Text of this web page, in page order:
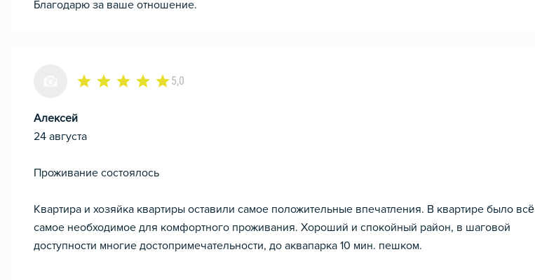
Благодарю за ваше отношение.
5,0
Алексей
24 августа
Проживание состоялось
Квартира и хозяйка квартиры оставили самое положительные впечатления. В квартире было всё
самое необходимое для комфортного проживания. Хороший и спокойный район, в шаговой
доступности многие достопримечательности, до аквапарка 10 мин. пешком.